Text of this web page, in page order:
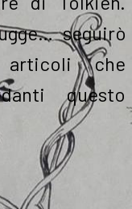
seguirò
che
questo